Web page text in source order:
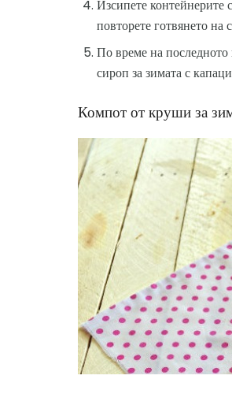
Изсипете контейнерите
повторете готвянето на
По време на последното
сироп за зимата с
Компот от круши за